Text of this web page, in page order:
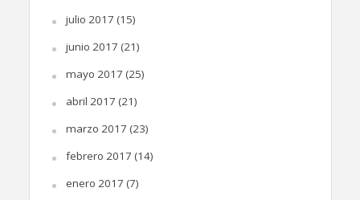
julio 2017 (15)
junio 2017 (21)
mayo 2017 (25)
abril 2017 (21)
marzo 2017 (23)
febrero 2017 (14)
enero 2017 (7)